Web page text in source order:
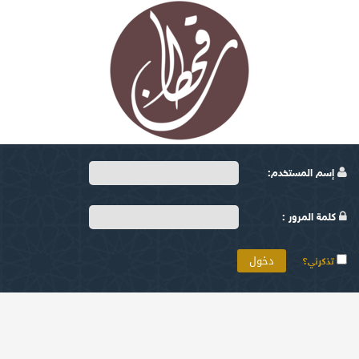
إسم المستخدم:
كلمة المرور :
تذكرني؟